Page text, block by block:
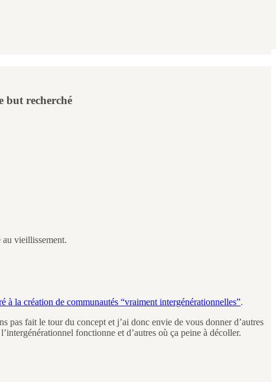
but recherché
au vieillissement.
à la création de communautés “vraiment intergénérationnelles”.
pas fait le tour du concept et j’ai donc envie de vous donner d’autres
fonctionne et d’autres où ça peine à décoller.